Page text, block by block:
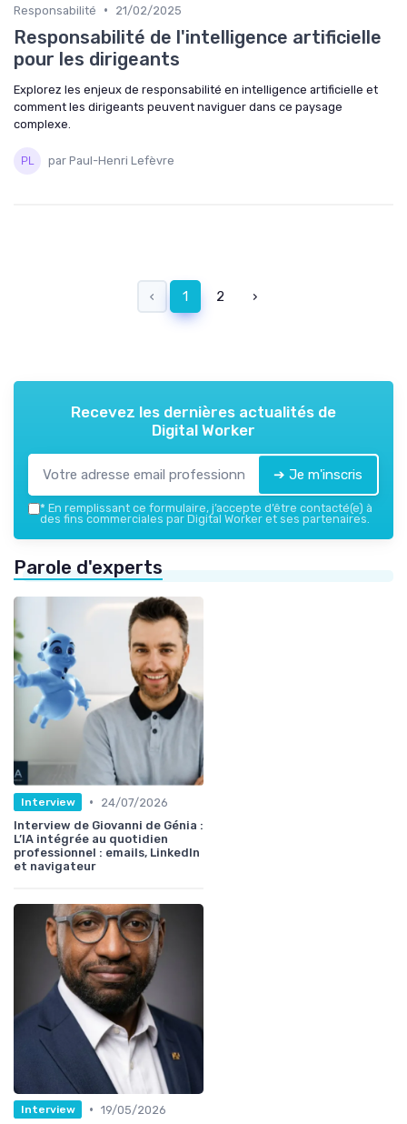
Responsabilité • 21/02/2025
Responsabilité de l'intelligence artificielle
pour les dirigeants
Explorez les enjeux de responsabilité en intelligence artificielle et
comment les dirigeants peuvent naviguer dans ce paysage
complexe.
par Paul-Henri Lefèvre
‹ 1 2 ›
Recevez les dernières actualités de
Digital Worker
➔ Je m'inscris
* En remplissant ce formulaire, j’accepte d’être contacté(e) à
des fins commerciales par Digital Worker et ses partenaires.
Parole d'experts
Interview •
24/07/2026
Interview de Giovanni de Génia :
L’IA intégrée au quotidien
professionnel : emails, LinkedIn
et navigateur
Interview • 19/05/2026